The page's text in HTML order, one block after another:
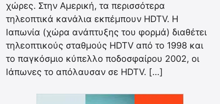
χώρες. Στην Αμερική, τα περισσότερα
τηλεοπτικά κανάλια εκπέμπουν HDTV. Η
Ιαπωνία (χώρα ανάπτυξης του φορμά) διαθέτει
τηλεοπτικούς σταθμούς HDTV από το 1998 και
το παγκόσμιο κύπελλο ποδοσφαίρου 2002, οι
Ιάπωνες το απόλαυσαν σε HDTV. […]